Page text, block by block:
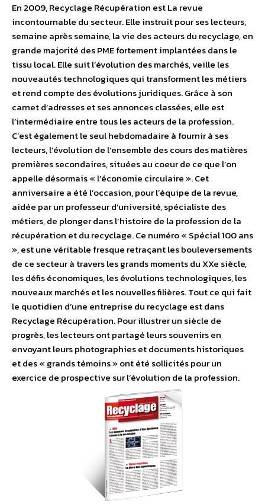
En 2009, Recyclage Récupération est La revue
incontournable du secteur. Elle instruit pour ses lecteurs,
semaine après semaine, la vie des acteurs du recyclage, en
grande majorité des PME fortement implantées dans le
tissu local. Elle suit l’évolution des marchés, veille les
nouveautés technologiques qui transforment les métiers
et rend compte des évolutions juridiques. Grâce à son
carnet d’adresses et ses annonces classées, elle est
l’intermédiaire entre tous les acteurs de la profession.
C’est également le seul hebdomadaire à fournir à ses
lecteurs, l’évolution de l’ensemble des cours des matières
premières secondaires, situées au coeur de ce que l’on
appelle désormais « l’économie circulaire ». Cet
anniversaire a été l’occasion, pour l’équipe de la revue,
aidée par un professeur d’université, spécialiste des
métiers, de plonger dans l’histoire de la profession de la
récupération et du recyclage. Ce numéro « Spécial 100 ans
», est une véritable fresque retraçant les bouleversements
de ce secteur à travers les grands moments du XXe siècle,
les défis économiques, les évolutions technologiques, les
nouveaux marchés et les nouvelles filières. Tout ce qui fait
le quotidien d’une entreprise du recyclage est dans
Recyclage Récupération. Pour illustrer un siècle de
progrès, les lecteurs ont partagé leurs souvenirs en
envoyant leurs photographies et documents historiques
et des « grands témoins » ont été sollicités pour un
exercice de prospective sur l’évolution de la profession.